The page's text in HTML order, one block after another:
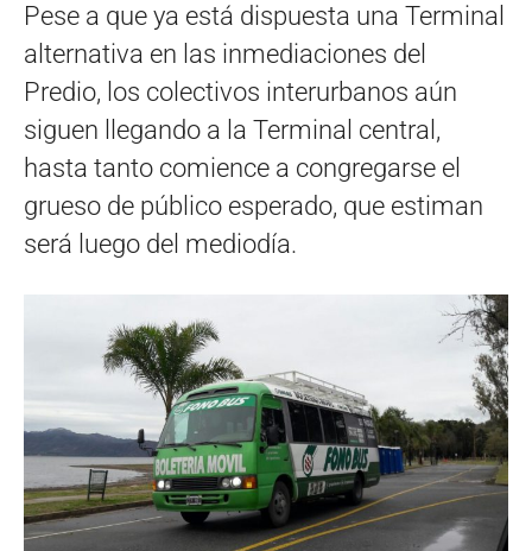
Pese a que ya está dispuesta una Terminal
alternativa en las inmediaciones del
Predio, los colectivos interurbanos aún
siguen llegando a la Terminal central,
hasta tanto comience a congregarse el
grueso de público esperado, que estiman
será luego del mediodía.